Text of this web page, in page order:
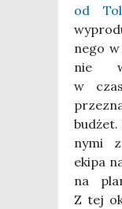
od
ne­go
nie
w
ny­mi
eki­pa
na
Z tej